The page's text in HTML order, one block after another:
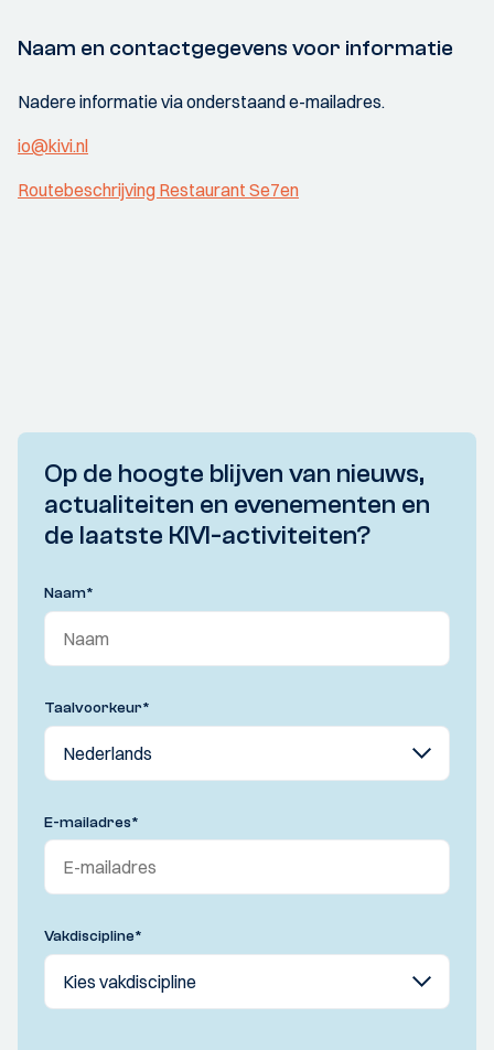
Naam en contactgegevens voor informatie
Nadere informatie via onderstaand e-mailadres.
io@kivi.nl
Routebeschrijving Restaurant Se7en
Op de hoogte blijven van nieuws,
actualiteiten en evenementen en
de laatste KIVI-activiteiten?
Naam*
Taalvoorkeur*
E-mailadres*
Vakdiscipline*